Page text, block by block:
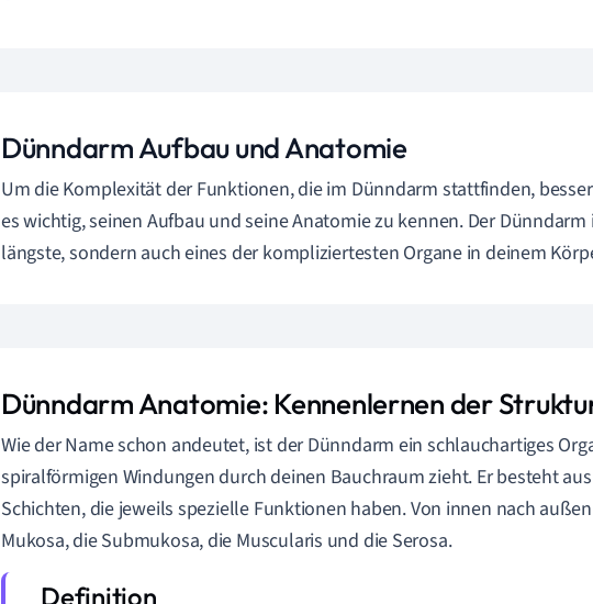
Dünndarm Aufbau und Anatomie
Um die Komplexität der Funktionen, die im Dünndarm stattfinden,
es wichtig, seinen Aufbau und seine Anatomie zu kennen. Der
längste, sondern auch eines der kompliziertesten Organe in deinem
Dünndarm Anatomie: Kennenlernen der
Wie der Name schon andeutet, ist der Dünndarm ein schlauchartiges
spiralförmigen Windungen durch deinen Bauchraum zieht. Er besteht
Schichten, die jeweils spezielle Funktionen haben. Von innen nach
Mukosa, die Submukosa, die Muscularis und die Serosa.